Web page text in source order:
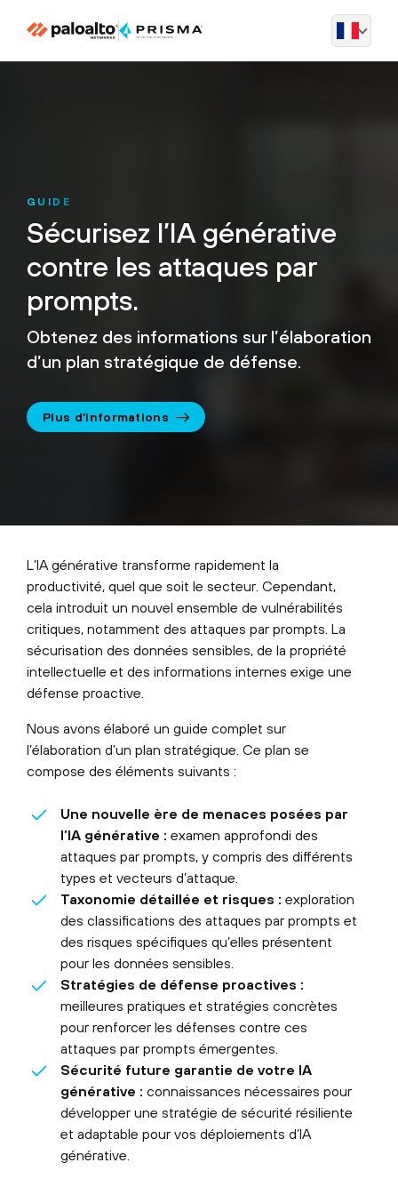
GUIDE
Sécurisez l’IA générative
contre les attaques par
prompts.
Obtenez des informations sur l’élaboration
d’un plan stratégique de défense.
Plus d’informations
L’IA générative transforme rapidement la
productivité, quel que soit le secteur. Cependant,
cela introduit un nouvel ensemble de vulnérabilités
critiques, notamment des attaques par prompts. La
sécurisation des données sensibles, de la propriété
intellectuelle et des informations internes exige une
défense proactive.
Nous avons élaboré un guide complet sur
l’élaboration d’un plan stratégique. Ce plan se
compose des éléments suivants :
Une nouvelle ère de menaces posées par
l’IA générative : examen approfondi des
attaques par prompts, y compris des différents
types et vecteurs d’attaque.
Taxonomie détaillée et risques : exploration
des classifications des attaques par prompts et
des risques spécifiques qu’elles présentent
pour les données sensibles.
Stratégies de défense proactives :
meilleures pratiques et stratégies concrètes
pour renforcer les défenses contre ces
attaques par prompts émergentes.
Sécurité future garantie de votre IA
générative : connaissances nécessaires pour
développer une stratégie de sécurité résiliente
et adaptable pour vos déploiements d’IA
générative.